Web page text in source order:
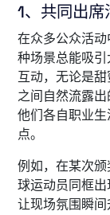
1、共同出席
在众多公众活
种场景总能吸
互动，无论是
之间自然流露
他们各自职业
点。
例如，在某次
球运动员同框出
让现场氛围瞬